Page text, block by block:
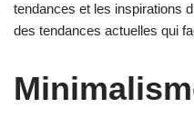
tendances et les inspirations
des tendances actuelles qui